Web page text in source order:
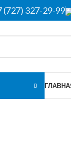
(727) 327-29-99